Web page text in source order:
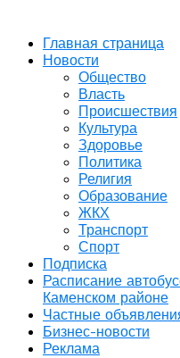
Главная страница
Новости
Общество
Власть
Происшествия
Культура
Здоровье
Политика
Религия
Образование
ЖКХ
Транспорт
Спорт
Подписка
Расписание
Каменском районе
Частные
Бизнес-новости
Реклама